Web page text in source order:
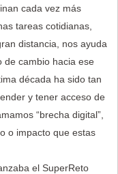
cada vez más
tareas cotidianas,
distancia, nos ayuda
cambio hacia ese
década ha sido tan
y tener acceso de
“brecha digital”,
o impacto que estas
el SuperReto